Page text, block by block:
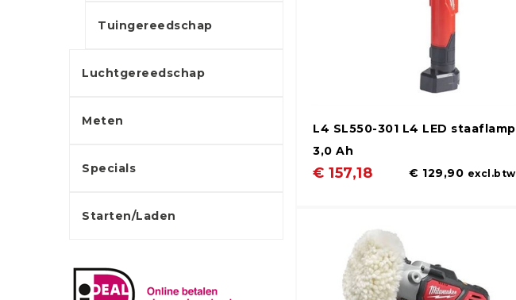
Tuingereedschap
Luchtgereedschap
Meten
Specials
Starten/Laden
L4 SL550-301 L4 LED staaflamp
3,0 Ah
€ 157,18 € 129,90 excl.btw